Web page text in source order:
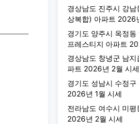
경상남도 진주시 강
상복합) 아파트 2026
경기도 양주시 옥정
프레스티지 아파트
경상남도 창녕군 남
파트 2026년 2월 시세
경기도 성남시 수정
2026년 1월 시세
전라남도 여수시 미
2026년 2월 시세